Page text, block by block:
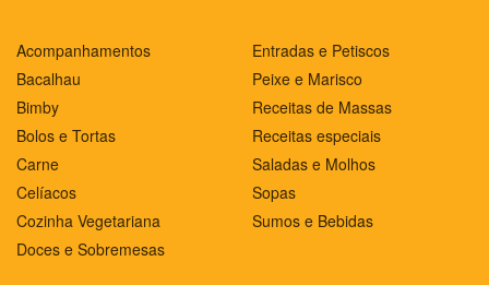
Acompanhamentos
Bacalhau
Bimby
Bolos e Tortas
Carne
Celíacos
Cozinha Vegetariana
Doces e Sobremesas
Entradas e Petiscos
Peixe e Marisco
Receitas de Massas
Receitas especiais
Saladas e Molhos
Sopas
Sumos e Bebidas